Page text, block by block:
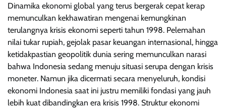
Dinamika ekonomi global yang terus bergerak cepat kerap
memunculkan kekhawatiran mengenai kemungkinan
terulangnya krisis ekonomi seperti tahun 1998. Pelemahan
nilai tukar rupiah, gejolak pasar keuangan internasional, hingga
ketidakpastian geopolitik dunia sering memunculkan narasi
bahwa Indonesia sedang menuju situasi serupa dengan krisis
moneter. Namun jika dicermati secara menyeluruh, kondisi
ekonomi Indonesia saat ini justru memiliki fondasi yang jauh
lebih kuat dibandingkan era krisis 1998. Struktur ekonomi